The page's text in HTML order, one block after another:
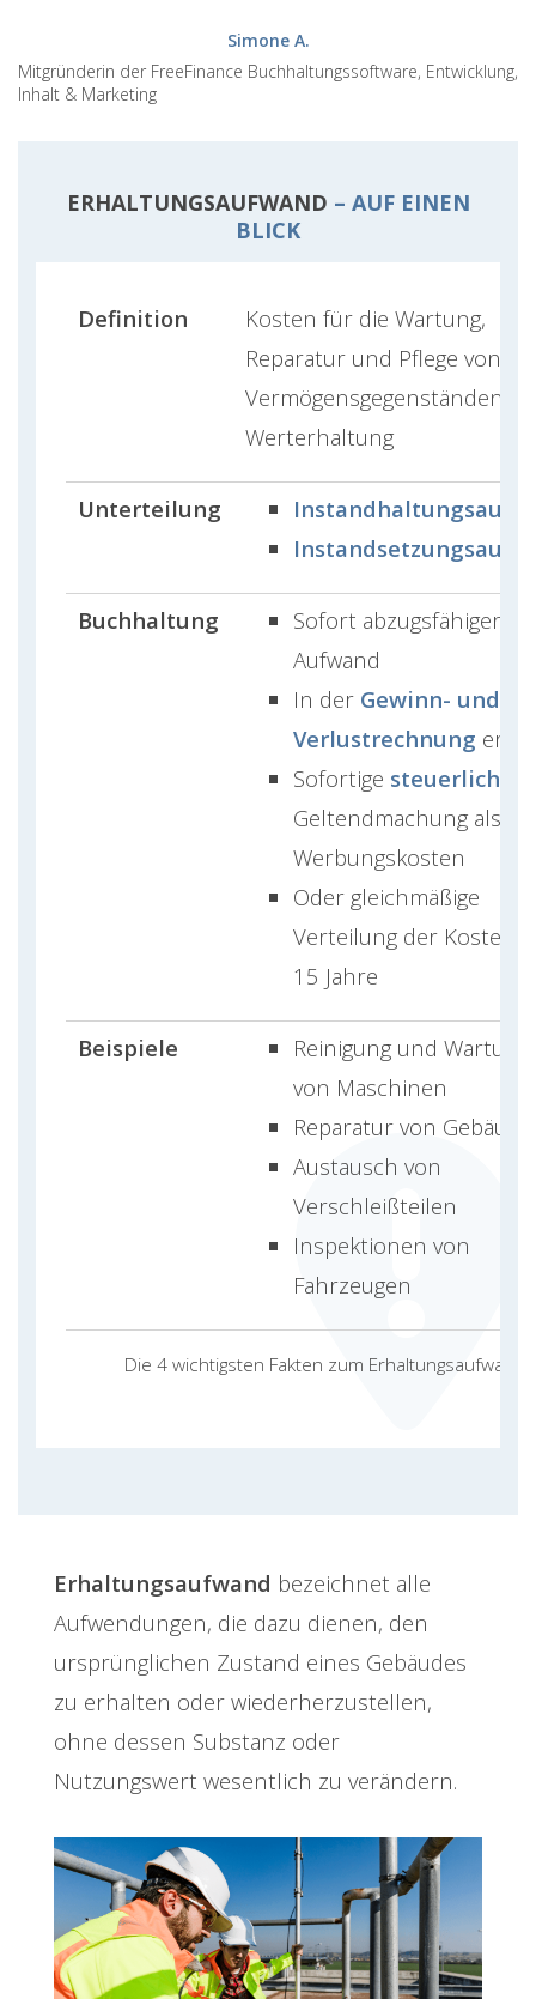
Simone A.
Mitgründerin der FreeFinance Buchhaltungssoftware, Entwicklung,
Inhalt & Marketing
ERHALTUNGSAUFWAND – AUF EINEN
BLICK
Die 4 wichtigsten Fakten zum Erhaltungsaufwand
Definition
Kosten für die Wartung,
Reparatur und Pflege von
Vermögensgegenständen
Werterhaltung
Unterteilung
Buchhaltung
Sofort abzugsfähiger
Aufwand
In der Gewinn- und
Verlustrechnung
Sofortige steuerliche
Geltendmachung als
Werbungskosten
Oder gleichmäßige
Verteilung der Kosten
15 Jahre
Beispiele
Reinigung und Wartung
von Maschinen
Reparatur von
Austausch von
Verschleißteilen
Inspektionen von
Fahrzeugen
Erhaltungsaufwand bezeichnet alle
Aufwendungen, die dazu dienen, den
ursprünglichen Zustand eines Gebäudes
zu erhalten oder wiederherzustellen,
ohne dessen Substanz oder
Nutzungswert wesentlich zu verändern.